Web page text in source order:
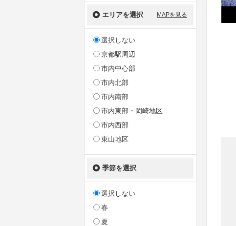
エリアを選択 MAPを見る
選択しない
京都駅周辺
市内中心部
市内北部
市内南部
市内東部・岡崎地区
市内西部
東山地区
季節を選択
選択しない
春
夏